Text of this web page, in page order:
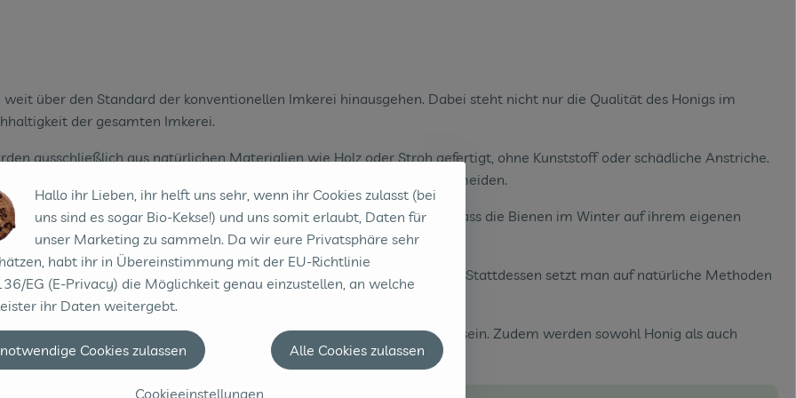
über den Standard der konventionellen Imkerei hinausgehen. Dabei steht nicht nur die Qualität des Honigs im
der gesamten Imkerei.
ausschließlich aus natürlichen Materialien wie Holz oder Stroh gefertigt, ohne Kunststoff oder schädliche Anstriche.
intensiv bewirtschafteten Flächen, um Pestizidbelastungen zu vermeiden.
schonend mit ihren Völkern. Das bedeutet unter anderem, dass die Bienen im Winter auf ihrem eigenen
werden.
chemisch-synthetische Mittel zur Krankheitsbehandlung verzichtet. Stattdessen setzt man auf natürliche Methoden
als Grundlage für ihre Waben verwenden, muss frei von Rückständen sein. Zudem werden sowohl Honig als auch
zu gewährleisten.
Hallo ihr Lieben, ihr helft uns sehr, wenn ihr Cookies zulasst (bei
uns sind es sogar Bio-Kekse!) und uns somit erlaubt, Daten für
unser Marketing zu sammeln. Da wir eure Privatsphäre sehr
habt ihr in Übereinstimmung mit der EU-Richtlinie
EG (E-Privacy) die Möglichkeit genau einzustellen, an welche
ihr Daten weitergebt.
Cookieeinstellungen
Cookies zulassen Alle Cookies zulassen